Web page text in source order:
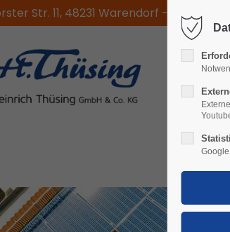
Str. 11, 48231 Warendorf - Hoetmar